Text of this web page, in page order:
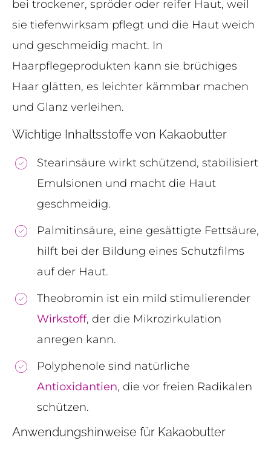
bei trockener, spröder oder reifer Haut, weil
sie tiefenwirksam pflegt und die Haut weich
und geschmeidig macht. In
Haarpflegeprodukten kann sie brüchiges
Haar glätten, es leichter kämmbar machen
und Glanz verleihen.
Wichtige Inhaltsstoffe von Kakaobutter
Stearinsäure wirkt schützend, stabilisiert
Emulsionen und macht die Haut
geschmeidig.
Palmitinsäure, eine gesättigte Fettsäure,
hilft bei der Bildung eines Schutzfilms
auf der Haut.
Theobromin ist ein mild stimulierender
Wirkstoff, der die Mikrozirkulation
anregen kann.
Polyphenole sind natürliche
Antioxidantien, die vor freien Radikalen
schützen.
Anwendungshinweise für Kakaobutter